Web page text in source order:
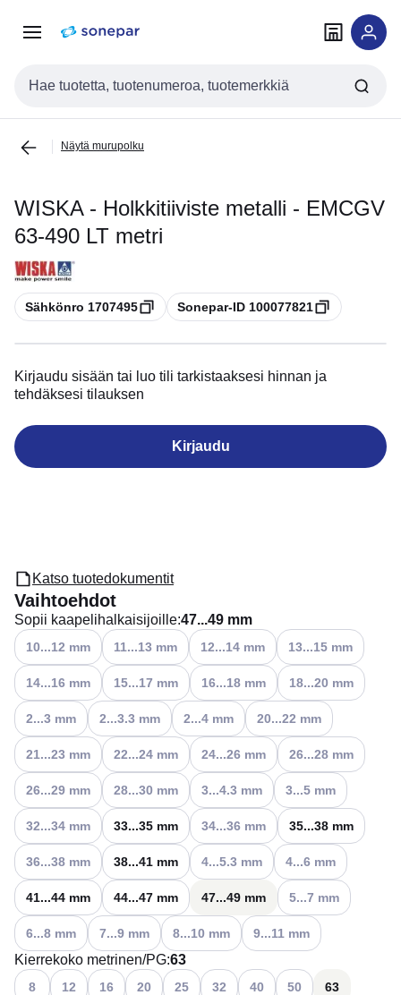
navigointiinsisältöön
Haku
Näytä murupolku
WISKA - Holkkitiiviste metalli - EMCGV
63-490 LT metri
Kopioi
Sähkönro 1707495 Kopioi
Sonepar-ID 100077821
Kirjaudu sisään tai luo tili tarkistaaksesi hinnan ja
tehdäksesi tilauksen
Kirjaudu
Katso tuotedokumentit
Vaihtoehdot
Sopii kaapelihalkaisijoille:47...49 mm
Katso käytettävissä olevat vaihtoehdot
10...12 mm
Katso käytettävissä olevat vaihtoehdot
11...13 mm
Katso käytettävissä olevat
12...14 mm
Katso käytettävissä
13...15 mm
Katso käytettävissä olevat vaihtoehdot
14...16 mm
Katso käytettävissä olevat vaihtoehdot
15...17 mm
Katso käytettävissä olevat
16...18 mm
Katso käytettävissä
18...20 mm
Katso käytettävissä olevat vaihtoehdot
2...3 mm
Katso käytettävissä olevat vaihtoehdot
2...3.3 mm
Katso käytettävissä olevat vaihtoehdot
2...4 mm
Katso käytettävissä olevat
20...22 mm
Katso käytettävissä olevat vaihtoehdot
21...23 mm
Katso käytettävissä olevat vaihtoehdot
22...24 mm
Katso käytettävissä olevat
24...26 mm
Katso käytettävissä
26...28 mm
Katso käytettävissä olevat vaihtoehdot
26...29 mm
Katso käytettävissä olevat vaihtoehdot
28...30 mm
Katso käytettävissä olevat
3...4.3 mm
Katso käytettävissä
3...5 mm
Katso käytettävissä olevat vaihtoehdot
32...34 mm 33...35 mm
Katso käytettävissä olevat
34...36 mm
35...38 mm
Katso käytettävissä olevat vaihtoehdot
36...38 mm 38...41 mm
Katso käytettävissä olevat
4...5.3 mm
Katso käytettävissä
4...6 mm
41...44 mm 44...47 mm 47...49 mm
Katso käytettävissä
5...7 mm
Katso käytettävissä olevat vaihtoehdot
6...8 mm
Katso käytettävissä olevat vaihtoehdot
7...9 mm
Katso käytettävissä olevat vaihtoehdot
8...10 mm
Katso käytettävissä olevat
9...11 mm
Kierrekoko metrinen/PG:63
Katso käytettävissä olevat vaihtoehdot
8
Katso käytettävissä olevat vaihtoehdot
12
Katso käytettävissä olevat vaihtoehdot
16
Katso käytettävissä olevat vaihtoehdot
20
Katso käytettävissä olevat vaihtoehdot
25
Katso käytettävissä olevat
32
Katso käytettävissä olevat
40
Katso käytettävissä
50 63